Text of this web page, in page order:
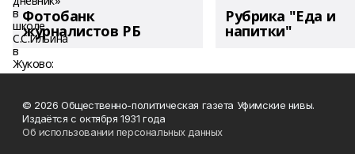
Фотобанк
журналистов РБ
Рубрика "Еда и
напитки"
© 2026 Общественно-политическая газета Уфимские нивы.
Издаётся с октября 1931 года
Об использовании персональных данных